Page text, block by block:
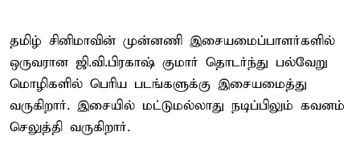
தமிழ் சினிமாவின் முன்னணி இசையமைப்பாளர்களில்
ஒருவரான ஜி.வி.பிரகாஷ் குமார் தொடர்ந்து பல்வேறு
மொழிகளில் பெரிய படங்களுக்கு இசையமைத்து
வருகிறார். இசையில் மட்டுமல்லாது நடிப்பிலும் கவனம்
செலுத்தி வருகிறார்.